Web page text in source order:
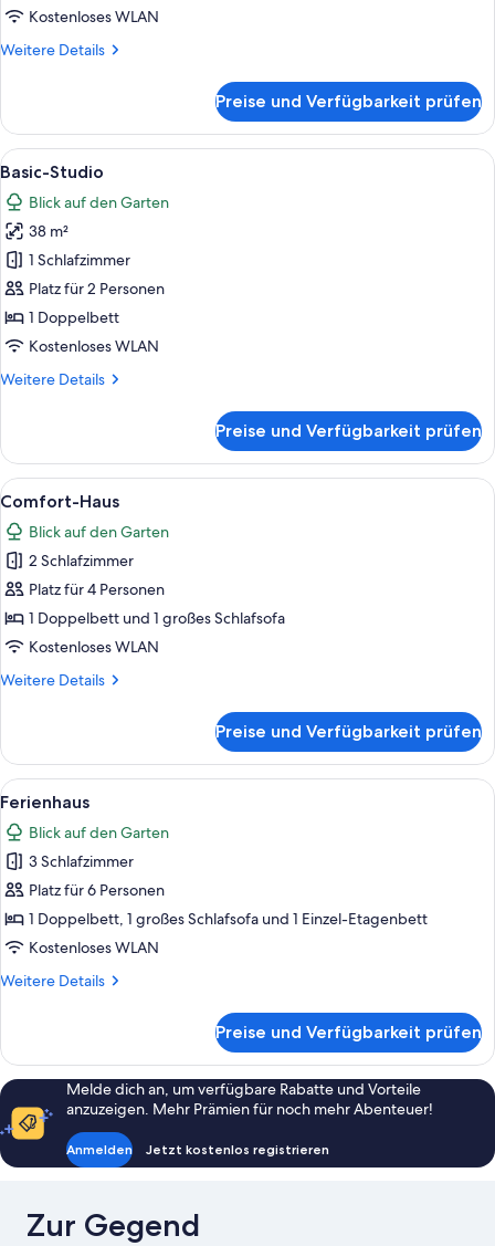
Kostenloses WLAN
Weitere Details
Weitere
Haus
Preise und Verfügbarkeit prüfen
Alle
Fotos
für
Basic-
Studio
anzeigen
Ein Hotelzimmer mit Bett,
12
Basic-Studio
Blick auf den Garten
38 m²
1 Schlafzimmer
Platz für 2 Personen
1 Doppelbett
Kostenloses WLAN
Weitere Details
Weitere
Studio
Preise und Verfügbarkeit prüfen
Alle
Fotos
für
Comfort-
Haus
anzeigen
Ein Schlafzimmer mit einem großen
9
Comfort-Haus
Blick auf den Garten
2 Schlafzimmer
Platz für 4 Personen
1 Doppelbett und 1 großes Schlafsofa
Kostenloses WLAN
Weitere Details
Weitere
Haus
Preise und Verfügbarkeit prüfen
Alle
Fotos
für
Ferienhaus
anzeigen
Eine moderne Küche mit
11
Ferienhaus
Blick auf den Garten
3 Schlafzimmer
Platz für 6 Personen
1 Doppelbett, 1 großes Schlafsofa und 1 Einzel-Etagenbett
Kostenloses WLAN
Weitere Details
Weitere
Preise und Verfügbarkeit prüfen
Melde dich an, um verfügbare Rabatte und Vorteile
anzuzeigen. Mehr Prämien für noch mehr Abenteuer!
Anmelden Jetzt kostenlos registrieren
Zur Gegend